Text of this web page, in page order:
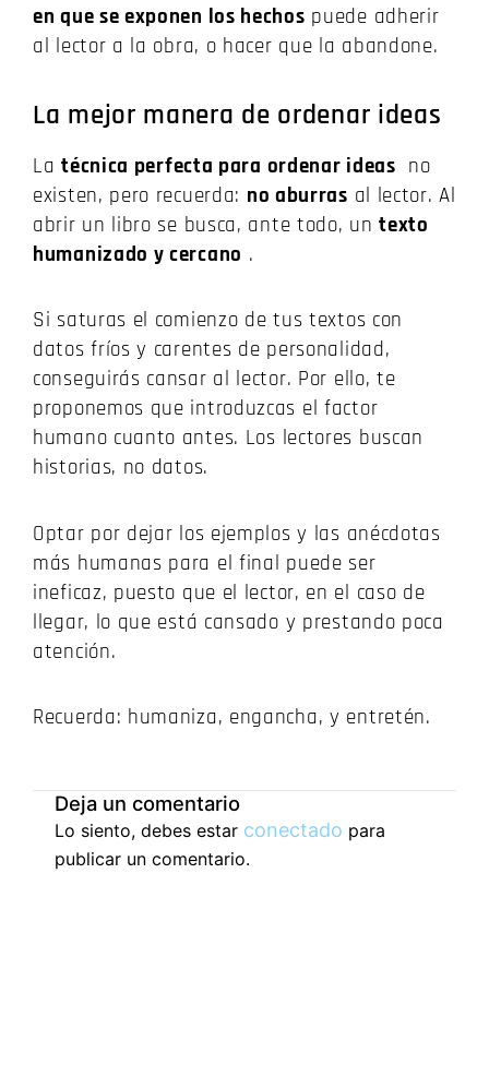
en que se exponen los hechos puede adherir
al lector a la obra, o hacer que la abandone.
La mejor manera de ordenar ideas
Latécnica perfecta para ordenar ideas no
existen, pero recuerda: no aburras al lector.Al
abrir un libro se busca, ante todo, untexto
humanizado y cercano .
Si saturas el comienzo de tus textos con
datos fríos y carentes de personalidad,
conseguirás cansar al lector. Por ello, te
proponemos que introduzcas el factor
humano cuanto antes. Los lectores buscan
historias, no datos.
Optar por dejar los ejemplos y las anécdotas
más humanas para el final puede ser
ineficaz, puesto que el lector, en el caso de
llegar, lo que está cansado y prestando poca
atención.
Recuerda: humaniza, engancha, y entretén.
Deja un comentario
Lo siento, debes estar conectado para
publicar un comentario.